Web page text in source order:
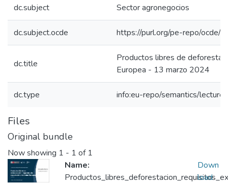
dc.subject Sector agronegocios
dc.subject.ocde https://purl.org/pe-repo/ocde/
dc.title
Productos libres de
Europea - 13 marzo 2024
dc.type info:eu-repo/semantics/lecture
Files
Original bundle
Now showing 1 - 1 of 1
Name:
Down
load